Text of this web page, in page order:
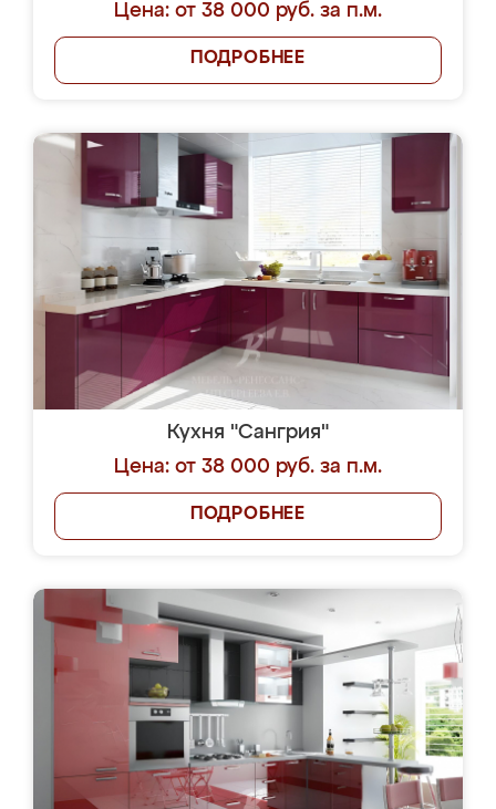
Цена: от 38 000 руб. за п.м.
ПОДРОБНЕЕ
Кухня "Сангрия"
Цена: от 38 000 руб. за п.м.
ПОДРОБНЕЕ